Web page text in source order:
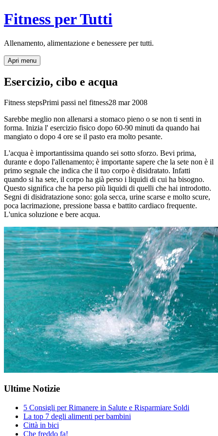
Fitness per Tutti
Allenamento, alimentazione e benessere per tutti.
Apri menu
Esercizio, cibo e acqua
Fitness stepsPrimi passi nel fitness28 mar 2008
Sarebbe meglio non allenarsi a stomaco pieno o se non ti senti in
forma. Inizia l' esercizio fisico dopo 60-90 minuti da quando hai
mangiato o dopo 4 ore se il pasto era molto pesante.
L'acqua è importantissima quando sei sotto sforzo. Bevi prima,
durante e dopo l'allenamento; è importante sapere che la sete non è il
primo segnale che indica che il tuo corpo è disidratato. Infatti
quando si ha sete, il corpo ha già perso i liquidi di cui ha bisogno.
Questo significa che ha perso più liquidi di quelli che hai introdotto.
Segni di disidratazione sono: gola secca, urine scarse e molto scure,
poca lacrimazione, pressione bassa e battito cardiaco frequente.
L'unica soluzione e bere acqua.
Ultime Notizie
5 Consigli per Rimanere in Salute e Risparmiare Soldi
La top 7 degli alimenti per bambini
Città in bici
Che freddo fa!